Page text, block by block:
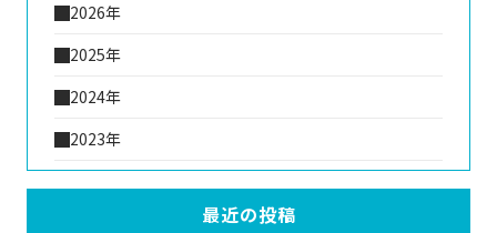
2026年
2025年
2024年
2023年
最近の投稿